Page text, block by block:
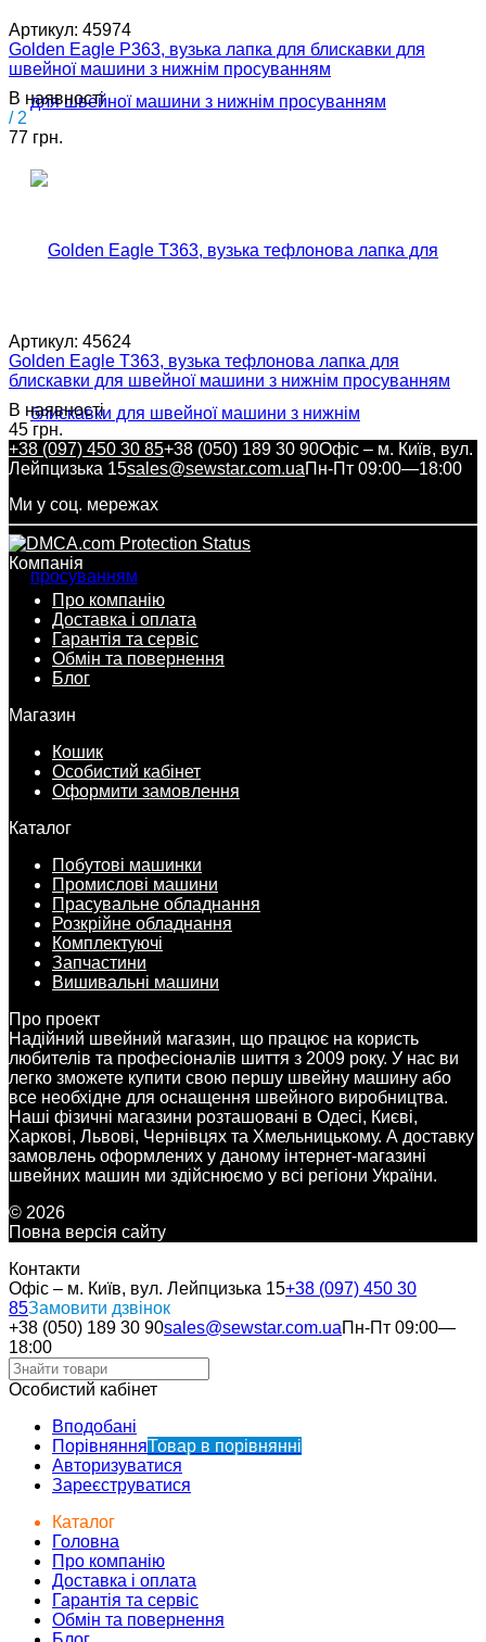
Артикул: 45974
Golden Eagle P363, вузька лапка для блискавки для
швейної машини з нижнім просуванням
В наявності
/ 2
77 грн.
Артикул: 45624
Golden Eagle T363, вузька тефлонова лапка для
блискавки для швейної машини з нижнім просуванням
В наявності
45 грн.
+38 (097) 450 30 85+38 (050) 189 30 90Офіс – м. Київ, вул.
Лейпцизька 15sales@sewstar.com.uaПн-Пт 09:00—18:00
Ми у соц. мережах
Компанія
Про компанію
Доставка і оплата
Гарантія та сервіс
Обмін та повернення
Блог
Магазин
Кошик
Особистий кабінет
Оформити замовлення
Каталог
Побутові машинки
Промислові машини
Прасувальне обладнання
Розкрійне обладнання
Комплектуючі
Запчастини
Вишивальні машини
Про проект
Надійний швейний магазин, що працює на користь
любителів та професіоналів шиття з 2009 року. У нас ви
легко зможете купити свою першу швейну машину або
все необхідне для оснащення швейного виробництва.
Наші фізичні магазини розташовані в Одесі, Києві,
Харкові, Львові, Чернівцях та Хмельницькому. А доставку
замовлень оформлених у даному інтернет-магазині
швейних машин ми здійснюємо у всі регіони України.
© 2026
Повна версія сайту
Контакти
Офіс – м. Київ, вул. Лейпцизька 15+38 (097) 450 30
85Замовити дзвінок
+38 (050) 189 30 90sales@sewstar.com.uaПн-Пт 09:00—
18:00
Особистий кабінет
Вподобані
ПорівнянняТовар в порівнянні
Авторизуватися
Зареєструватися
Каталог
Головна
Про компанію
Доставка і оплата
Гарантія та сервіс
Обмін та повернення